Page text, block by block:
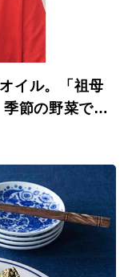
イル。「祖母
節の野菜で楽